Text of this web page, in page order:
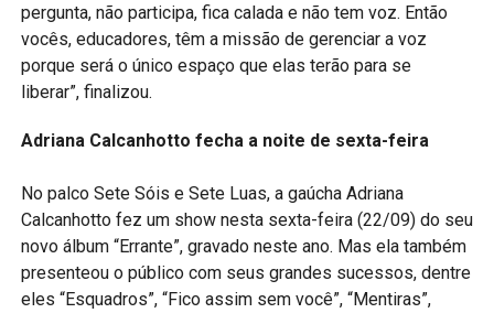
pergunta, não participa, fica calada e não tem voz. Então
vocês, educadores, têm a missão de gerenciar a voz
porque será o único espaço que elas terão para se
liberar”, finalizou.
Adriana Calcanhotto fecha a noite de sexta-feira
No palco Sete Sóis e Sete Luas, a gaúcha Adriana
Calcanhotto fez um show nesta sexta-feira (22/09) do seu
novo álbum “Errante”, gravado neste ano. Mas ela também
presenteou o público com seus grandes sucessos, dentre
eles “Esquadros”, “Fico assim sem você”, “Mentiras”,